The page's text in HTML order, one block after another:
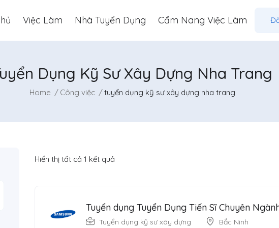
Việc Làm Nhà Tuyển Dụng Cẩm Nang Việc Làm
Dụng Kỹ Sư Xây Dựng Nha Trang
Home Công việc tuyển dụng kỹ sư xây dựng nha trang
Hiển thị tất cả 1 kết quả
Tuyển dụng Tuyển Dụng Tiến Sĩ Chuyên
Tuyển dụng kỹ sư xây dựng Bắc Ninh